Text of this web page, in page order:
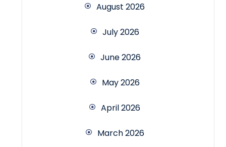
August 2026
July 2026
June 2026
May 2026
April 2026
March 2026